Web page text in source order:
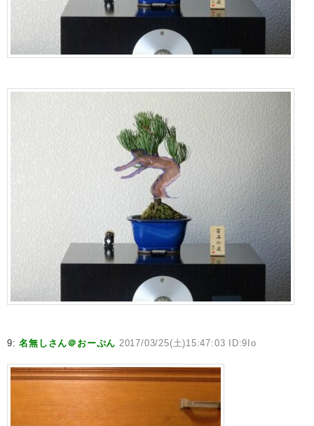
9:名無しさん＠おーぷん 2017/03/25(土)15:47:03 ID:9Io